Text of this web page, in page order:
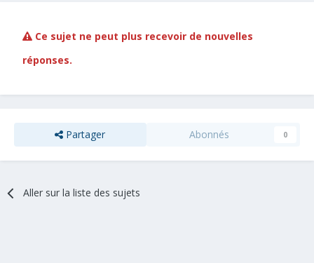
Ce sujet ne peut plus recevoir de nouvelles
réponses.
Partager Abonnés 0
Aller sur la liste des sujets